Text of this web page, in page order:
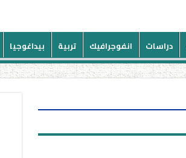
دراسات انفوجرافيك تربية بيداغوجيا